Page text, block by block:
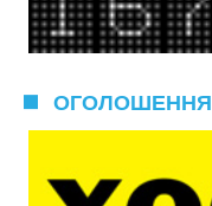
ОГОЛОШЕННЯ